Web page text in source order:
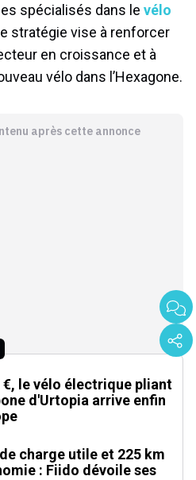
spécialisés dans le vélo
stratégie vise à renforcer
en croissance et à
vélo dans l’Hexagone.
après cette annonce
€, le vélo électrique pliant
d'Urtopia arrive enfin
charge utile et 225 km
: Fiido dévoile ses